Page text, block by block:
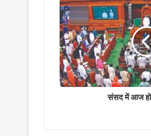
संसद में आज